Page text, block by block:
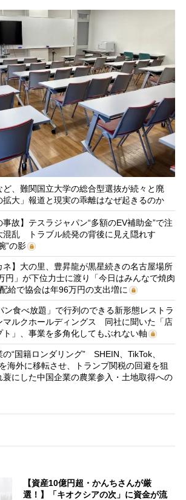
、難関国立大学の総合型選抜が続々と廃
大」報道と現実の乖離はなぜ起きるのか
事故】テスラジャパン“多額のEV補助金”で注
混乱 トラブル続発の背後に見え隠れす
”の影
ネ】大の里、豊昇龍が黒星続きの名古屋場所
円」が下位力士に渡り「今日はみんなで焼肉
給で協会は年96万円の支出増に
ン食べ放題」で行列のできる新形態レストラ
マルクホールディングス 同社に聞いた「店
」、事業を多角化してもぶれない軸
“国籍ロンダリング” SHEIN、TikTok、
海外に移転させ、トランプ関税の回避を狙
にした中国企業の農業参入・土地取得への
【資産10億円超・かんちさんが厳
選！】「キオクシアの次」に資金が流